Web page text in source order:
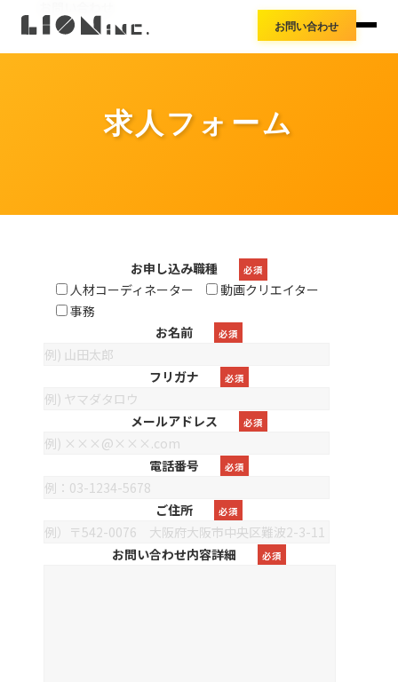
お問い合わせ
アクセス
導入事例
求人フォーム
お申し込み職種 必須
人材コーディネーター
動画クリエイター
事務
お名前
必須
フリガナ 必須
メールアドレス 必須
電話番号 必須
ご住所 必須
お問い合わせ内容詳細 必須